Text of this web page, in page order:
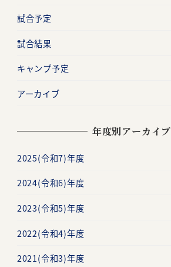
試合予定
試合結果
キャンプ予定
アーカイブ
年度別アーカイブ
2025(令和7)年度
2024(令和6)年度
2023(令和5)年度
2022(令和4)年度
2021(令和3)年度